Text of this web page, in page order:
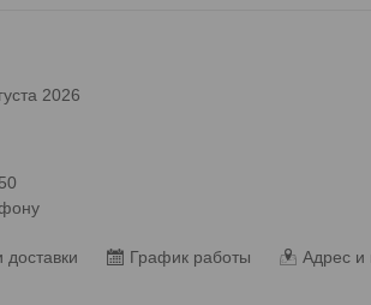
2026
График работы Адрес и